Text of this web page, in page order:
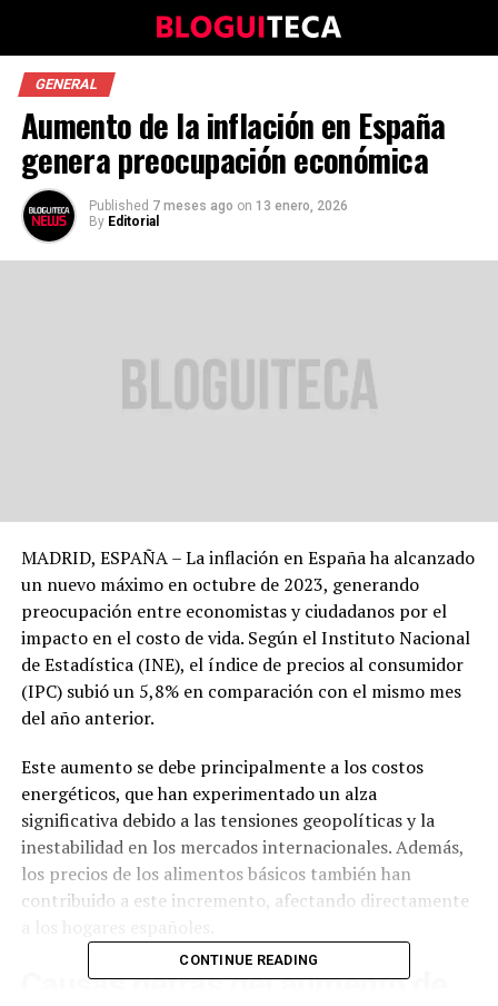
GENERAL
Aumento de la inflación en España
genera preocupación económica
Published 7 meses ago on 13 enero, 2026
By Editorial
MADRID, ESPAÑA – La inflación en España ha alcanzado
un nuevo máximo en octubre de 2023, generando
preocupación entre economistas y ciudadanos por el
impacto en el costo de vida. Según el Instituto Nacional
de Estadística (INE), el índice de precios al consumidor
(IPC) subió un 5,8% en comparación con el mismo mes
del año anterior.
Este aumento se debe principalmente a los costos
energéticos, que han experimentado un alza
significativa debido a las tensiones geopolíticas y la
inestabilidad en los mercados internacionales. Además,
los precios de los alimentos básicos también han
contribuido a este incremento, afectando directamente
Causas detrás del aumento de
CONTINUE READING